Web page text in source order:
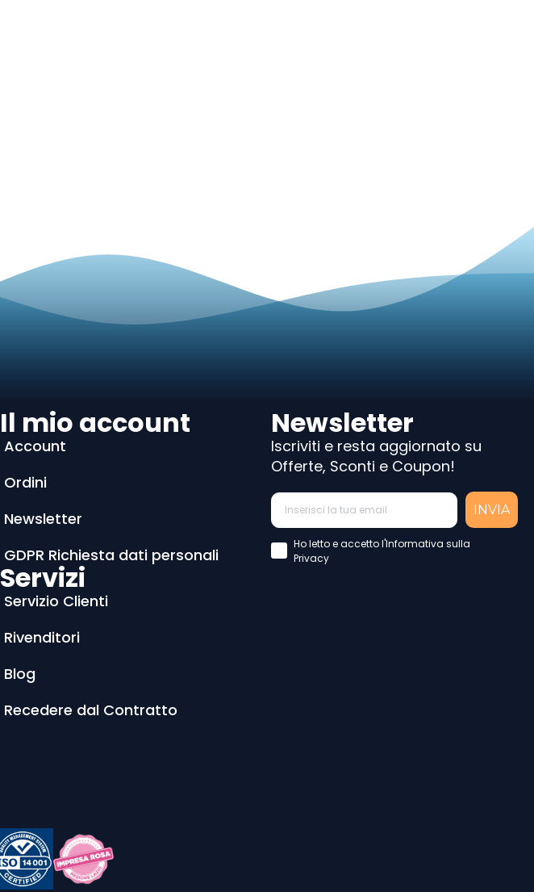
Il mio account
Account
Ordini
Newsletter
GDPR Richiesta dati personali
Servizi
Servizio Clienti
Rivenditori
Blog
Recedere dal Contratto
Newsletter
Iscriviti e resta aggiornato su
Offerte, Sconti e Coupon!
INVIA
Accettazione Privacy Policy
Ho letto e accetto l'Informativa sulla
Privacy